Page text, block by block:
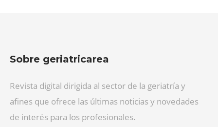
Sobre geriatricarea
Revista digital dirigida al sector de la geriatría y
afines que ofrece las últimas noticias y novedades
de interés para los profesionales.